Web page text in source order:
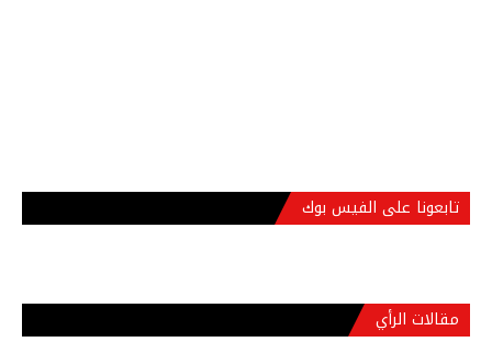
تابعونا على الفيس بوك
مقالات الرأي